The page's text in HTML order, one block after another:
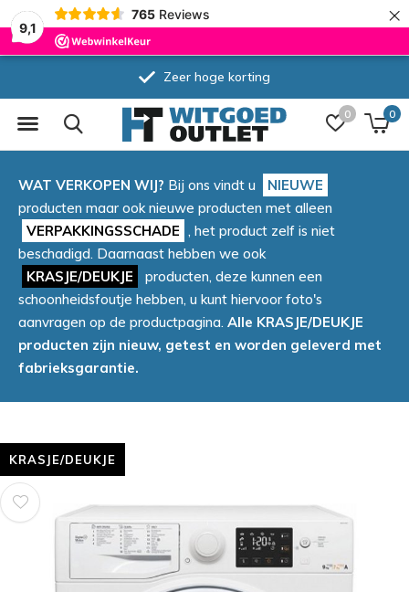
9,1
765 Reviews ×
0 0
Zeer hoge korting
WAT VERKOPEN WIJ? Bij ons vindt u
NIEUWE
producten maar ook nieuwe producten met alleen
VERPAKKINGSSCHADE , het product zelf is niet
beschadigd. Daarnaast hebben we ook
KRASJE/DEUKJE
producten, deze kunnen een
schoonheidsfoutje hebben, u kunt hiervoor foto's
aanvragen op de productpagina. Alle KRASJE/DEUKJE
producten zijn nieuw, getest en worden geleverd met
fabrieksgarantie.
KRASJE/DEUKJE